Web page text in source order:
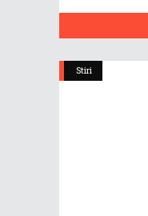
Stiri